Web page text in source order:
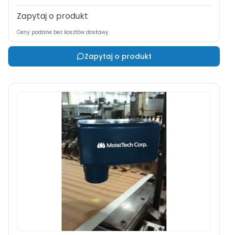
Zapytaj o produkt
Ceny podane bez kosztów dostawy.
Zapytaj o produkt